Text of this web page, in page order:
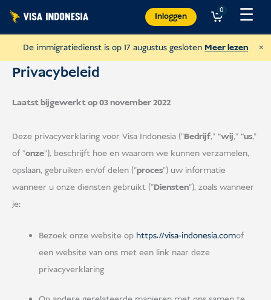
Overslaan
naar
inhoud
Inloggen
0 ☰
De immigratiedienst is op 17 augustus gesloten Meer lezen ×
Privacybeleid
Laatst bijgewerkt op 03 november 2022
Deze privacyverklaring voor Visa Indonesia ("Bedrijf,” “wij,” “us,"
of "onze"), beschrijft hoe en waarom we kunnen verzamelen,
opslaan, gebruiken en/of delen ("proces") uw informatie
wanneer u onze diensten gebruikt ("Diensten"), zoals wanneer
je:
Bezoek onze website op https://visa-indonesia.comof
een website van ons met een link naar deze
privacyverklaring
Doneer aan Sungai Watch
om de rivieren op Bali schoon te maken